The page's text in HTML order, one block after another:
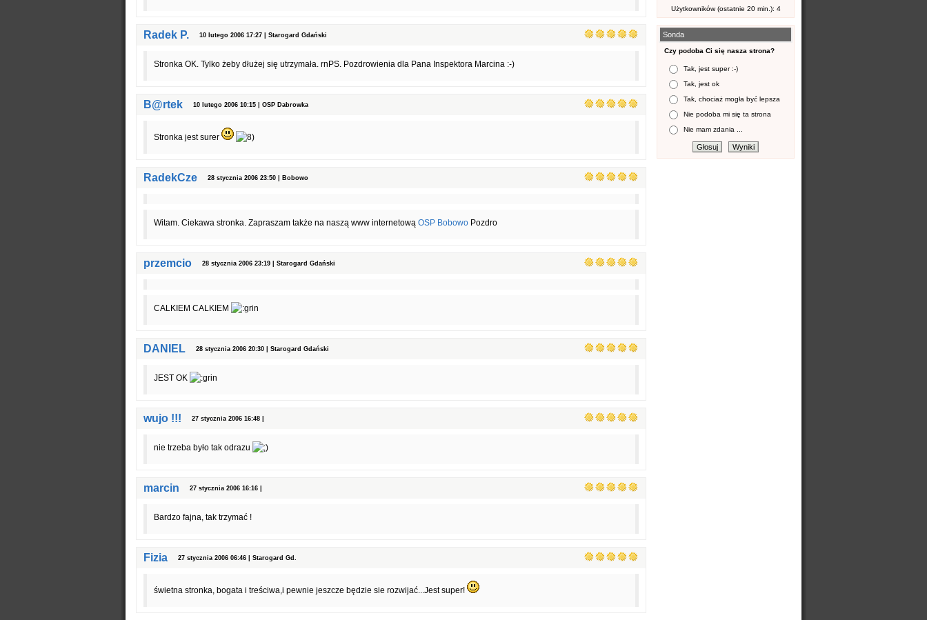
Radek P. 10 lutego 2006 17:27 | Starogard Gdański
Stronka OK. Tylko żeby dłużej się utrzymała. rnPS. Pozdrowienia dla Pana Inspektora Marcina :-)
B@rtek 10 lutego 2006 10:15 | OSP Dabrowka
Stronka jest surer
RadekCze 28 stycznia 2006 23:50 | Bobowo
Witam. Ciekawa stronka. Zapraszam także na naszą www internetową OSP Bobowo Pozdro
przemcio 28 stycznia 2006 23:19 | Starogard Gdański
CALKIEM CALKIEM
DANIEL 28 stycznia 2006 20:30 | Starogard Gdański
JEST OK
wujo !!! 27 stycznia 2006 16:48 |
nie trzeba było tak odrazu
marcin 27 stycznia 2006 16:16 |
Bardzo fajna, tak trzymać !
Fizia 27 stycznia 2006 06:46 | Starogard Gd.
świetna stronka, bogata i treściwa,i pewnie jeszcze będzie sie rozwijać...Jest super!
Użytkowników (ostatnie 20 min.): 4
Sonda
Czy podoba Ci się nasza strona?
Tak, jest super :-)
Tak, jest ok
Tak, chociaż mogła być lepsza
Nie podoba mi się ta strona
Nie mam zdania ...